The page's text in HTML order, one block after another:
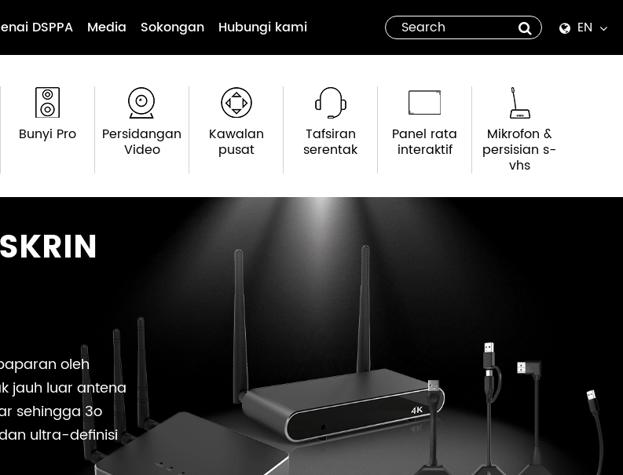
DSPPA Media Sokongan Hubungi kami
EN
Español
italiano
ไทย
Malay
বাঙালি
Bunyi Pro Persidangan
Video
Kawalan
pusat
Tafsiran
serentak
Panel rata
interaktif
Mikrofon &
persisian s-
vhs
oleh
jauh luar antena
sehingga 3o
ultra-definisi